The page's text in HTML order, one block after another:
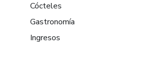
Cócteles
Gastronomía
Ingresos